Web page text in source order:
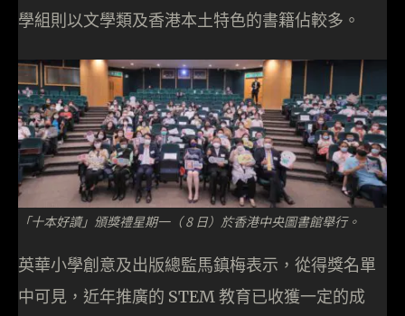
學組則以文學類及香港本土特色的書籍佔較多。
「十本好讀」頒獎禮星期一（ 8 日）於香港中央圖書館舉行。
英華小學創意及出版總監馬鎮梅表示，從得獎名單
中可見，近年推廣的 STEM 教育已收獲一定的成